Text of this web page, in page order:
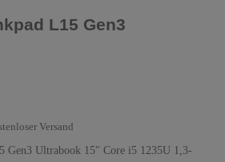
L15 Gen3
Versand
Gen3 Ultrabook 15″ Core i5 1235U 1,3-